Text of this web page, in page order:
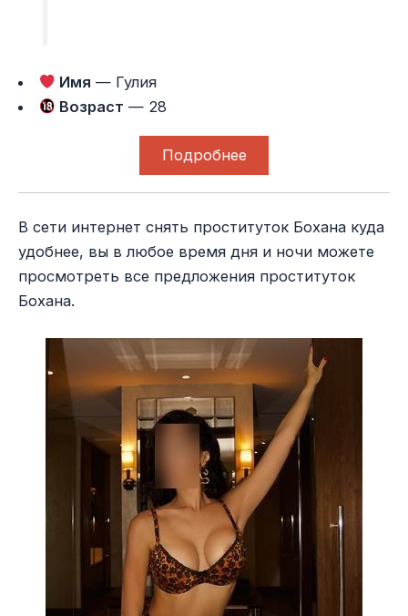
Имя — Гулия
Возраст — 28
Подробнее
В сети интернет снять проституток Бохана куда
удобнее, вы в любое время дня и ночи можете
просмотреть все предложения проституток
Бохана.